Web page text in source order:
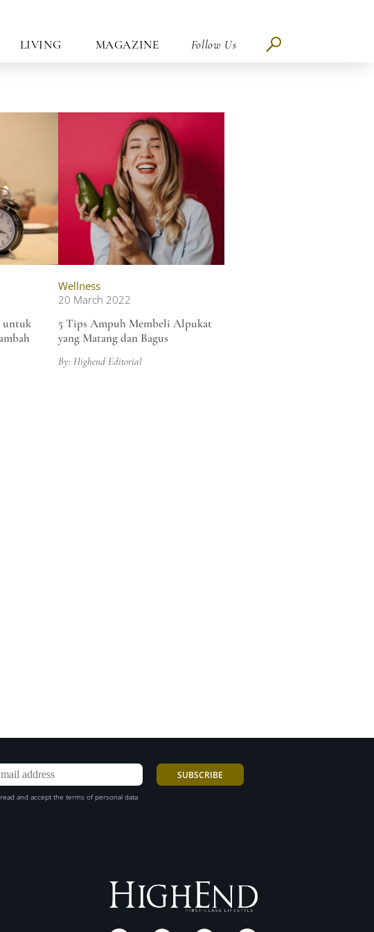
LIVING MAGAZINE Follow Us
untuk
Wellness
20 March 2022
5 Tips Ampuh Membeli Alpukat
yang Matang dan Bagus
By: Highend Editorial
and accept the terms of personal data